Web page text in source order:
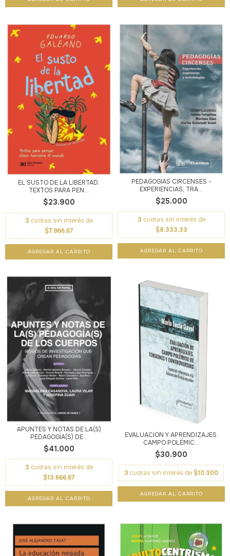
EL SUSTO DE LA LIBERTAD.
TEXTOS PARA PEN...
$23.900
3 cuotas sin interés de
$7.966,67
PEDAGOGÍAS CIRCENSES -
EXPERIENCIAS, TRA...
$25.000
3 cuotas sin interés de
$8.333,33
APUNTES Y NOTAS DE LA(S)
PEDAGOGÍA(S) DE...
$41.000
3 cuotas sin interés de
$13.666,67
EVALUACIÓN Y APRENDIZAJES.
CAMPO POLÉMIC...
$30.900
3 cuotas sin interés de $10.300